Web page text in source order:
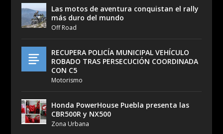
Las motos de aventura conquistan el rally
más duro del mundo
Off Road
RECUPERA POLICÍA MUNICIPAL VEHÍCULO
ROBADO TRAS PERSECUCIÓN COORDINADA
CON C5
Motorismo
Honda PowerHouse Puebla presenta las
CBR500R y NX500
Zona Urbana